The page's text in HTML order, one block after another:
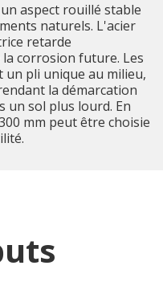
aspect rouillé stable
naturels. L'acier
retarde
corrosion future. Les
pli unique au milieu,
la démarcation
un sol plus lourd. En
mm peut être choisie